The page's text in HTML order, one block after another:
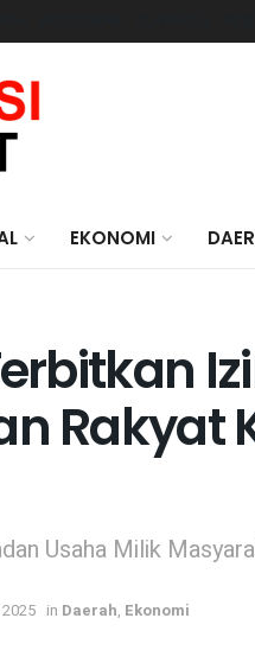
EKONOMI
Rakyat
Usaha Milik
in Daerah, Ekonomi